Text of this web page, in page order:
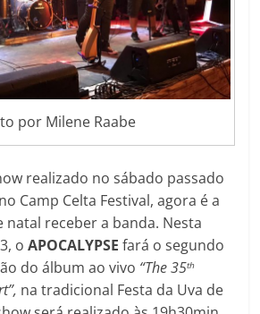
por Milene Raabe
realizado no sábado passado
Camp Celta Festival, agora é a
natal receber a banda. Nesta
oAPOCALYPSE fará o segundo
do álbum ao vivo “The 35th
na tradicional Festa da Uva de